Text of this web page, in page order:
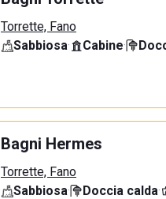
Torrette, Fano
Sabbiosa· Cabine·
Bagni Hermes
Torrette, Fano
Sabbiosa· Doccia calda·